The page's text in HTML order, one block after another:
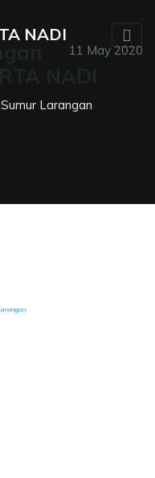
NADI
11 May 2020
Larangan